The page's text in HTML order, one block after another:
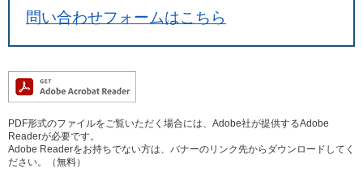
問い合わせフォームはこちら
PDF形式のファイルをご覧いただく場合には、Adobe社が提供するAdobe
Readerが必要です。
Adobe Readerをお持ちでない方は、バナーのリンク先からダウンロードしてく
ださい。（無料）